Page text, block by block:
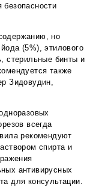
но
(5%), этилового
стерильные бинты и
также
Зидовудин,
всегда
рекомендуют
спирта и
антивирусных
для консультации.